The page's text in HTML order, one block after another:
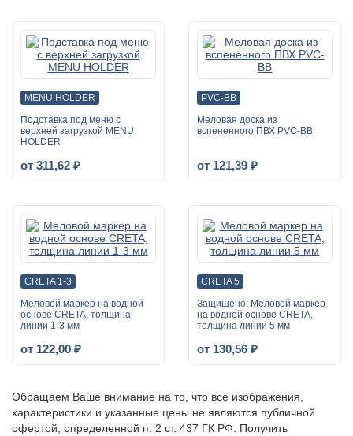
MENU HOLDER
Подставка под меню с
верхней загрузкой MENU
HOLDER
от 311,62 ₽
PVC-BB
Меловая доска из
вспененного ПВХ PVC-BB
от 121,39 ₽
CRETA 1-3
Меловой маркер на водной
основе CRETA, толщина
линии 1-3 мм
от 122,00 ₽
CRETA 5
Защищено: Меловой маркер
на водной основе CRETA,
толщина линии 5 мм
от 130,56 ₽
Обращаем Ваше внимание на то, что все изображения,
характеристики и указанные цены не являются публичной
офертой, определенной п. 2 ст. 437 ГК РФ. Получить